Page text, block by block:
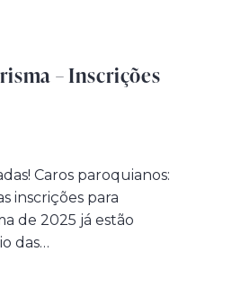
– Inscrições
Caros paroquianos:
inscrições para
de 2025 já estão
das…